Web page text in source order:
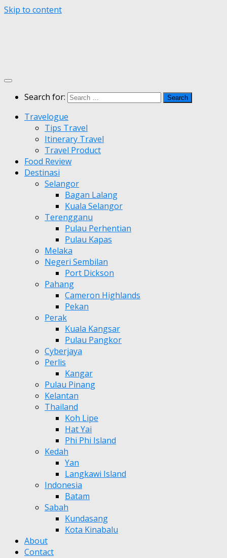
Skip to content
Search for:
Travelogue
Tips Travel
Itinerary Travel
Travel Product
Food Review
Destinasi
Selangor
Bagan Lalang
Kuala Selangor
Terengganu
Pulau Perhentian
Pulau Kapas
Melaka
Negeri Sembilan
Port Dickson
Pahang
Cameron Highlands
Pekan
Perak
Kuala Kangsar
Pulau Pangkor
Cyberjaya
Perlis
Kangar
Pulau Pinang
Kelantan
Thailand
Koh Lipe
Hat Yai
Phi Phi Island
Kedah
Yan
Langkawi Island
Indonesia
Batam
Sabah
Kundasang
Kota Kinabalu
About
Contact